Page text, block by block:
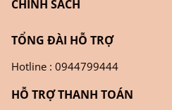
CHÍNH SÁCH
TỔNG ĐÀI HỖ TRỢ
Hotline : 0944799444
HỖ TRỢ THANH TOÁN